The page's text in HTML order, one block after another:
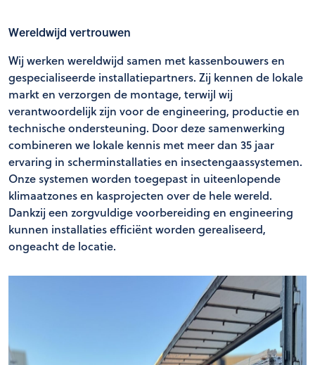
Wereldwijd vertrouwen
Wij werken wereldwijd samen met kassenbouwers en
gespecialiseerde installatiepartners. Zij kennen de lokale
markt en verzorgen de montage, terwijl wij
verantwoordelijk zijn voor de engineering, productie en
technische ondersteuning. Door deze samenwerking
combineren we lokale kennis met meer dan 35 jaar
ervaring in scherminstallaties en insectengaassystemen.
Onze systemen worden toegepast in uiteenlopende
klimaatzones en kasprojecten over de hele wereld.
Dankzij een zorgvuldige voorbereiding en engineering
kunnen installaties efficiënt worden gerealiseerd,
ongeacht de locatie.